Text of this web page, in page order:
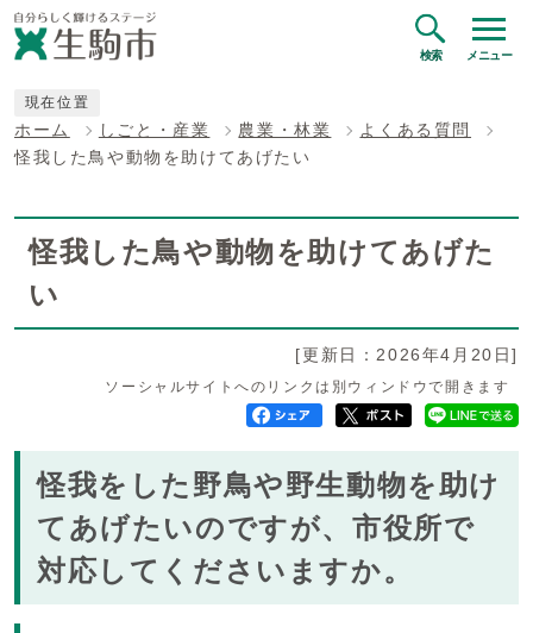
検索 メニュー
現在位置
ホーム しごと・産業 農業・林業
よくある質問
怪我した鳥や動物を助けてあげたい
怪我した鳥や動物を助けてあげた
い
[更新日：2026年4月20日]
ソーシャルサイトへのリンクは別ウィンドウで開きます
怪我をした野鳥や野生動物を助け
てあげたいのですが、市役所で
対応してくださいますか。